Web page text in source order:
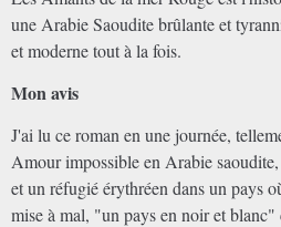
une Arabie Saoudite brûlante et
et moderne tout à la fois.
Mon avis
J'ai lu ce roman en une journée,
Amour impossible en Arabie
et un réfugié érythréen dans un pays
mise à mal, "un pays en noir et